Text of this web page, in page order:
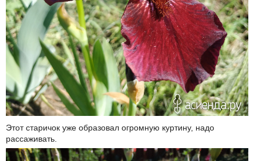
Этот старичок уже образовал огромную куртину, надо
рассаживать.